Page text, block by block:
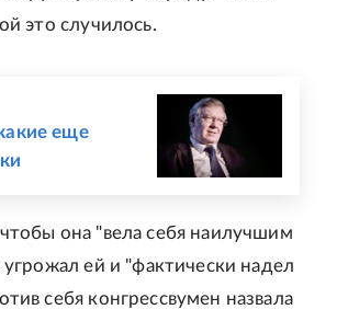
это случилось.
еще
она "вела себя наилучшим
ей и "фактически надел
себя конгрессвумен назвала